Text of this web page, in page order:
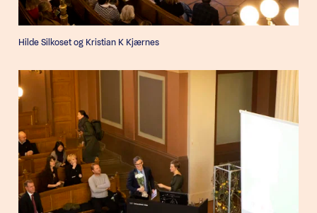
Hilde Silkoset og Kristian K Kjærnes